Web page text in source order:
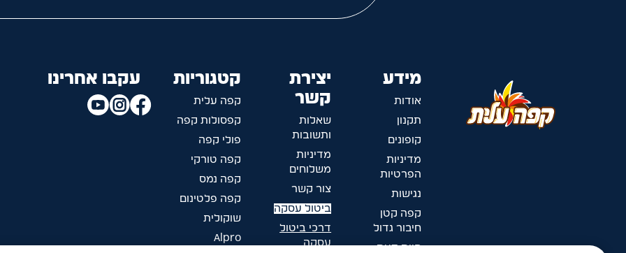
מידע
אודות
תקנון
קופונים
מדיניות
הפרטיות
נגישות
קפה קטן
חיבור גדול
חוות דעת
יצירת
קשר
שאלות
ותשובות
מדיניות
משלוחים
צור קשר
ביטול עסקה
דרכי ביטול
עסקה
קטגוריות
קפה עלית
קפסולות קפה
פולי קפה
קפה טורקי
קפה נמס
קפה פלטינום
שוקולית
Alpro
עקבו אחרינו